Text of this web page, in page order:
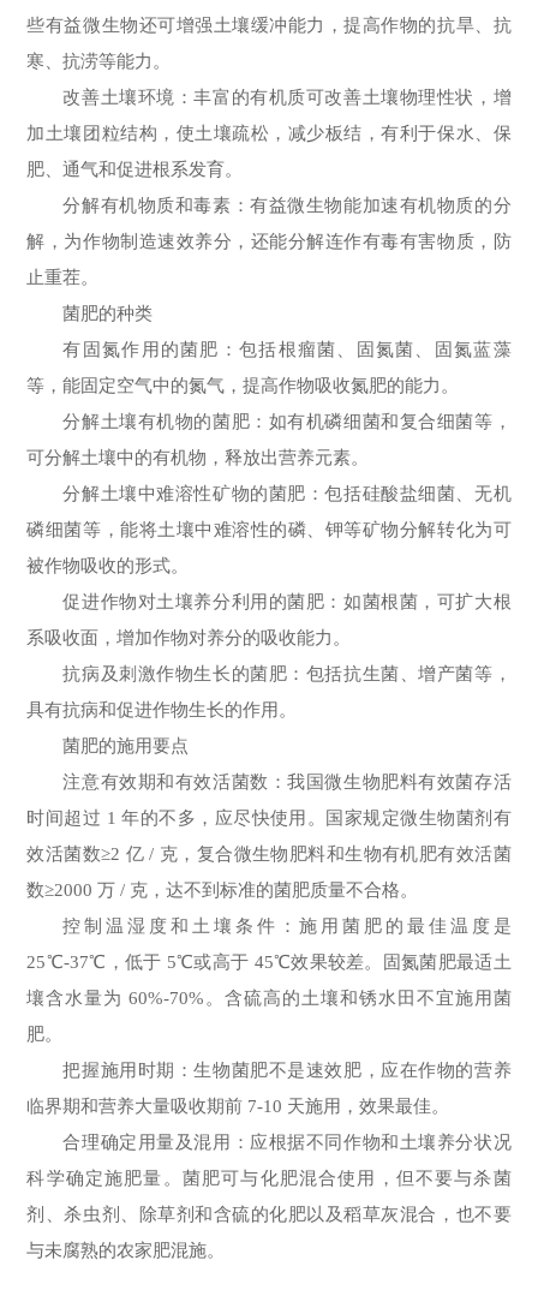
些有益微生物还可增强土壤缓冲能力，提高作物的抗旱、抗
寒、抗涝等能力。
改善土壤环境：丰富的有机质可改善土壤物理性状，增
加土壤团粒结构，使土壤疏松，减少板结，有利于保水、保
肥、通气和促进根系发育。
分解有机物质和毒素：有益微生物能加速有机物质的分
解，为作物制造速效养分，还能分解连作有毒有害物质，防
止重茬。
菌肥的种类
有固氮作用的菌肥：包括根瘤菌、固氮菌、固氮蓝藻
等，能固定空气中的氮气，提高作物吸收氮肥的能力。
分解土壤有机物的菌肥：如有机磷细菌和复合细菌等，
可分解土壤中的有机物，释放出营养元素。
分解土壤中难溶性矿物的菌肥：包括硅酸盐细菌、无机
磷细菌等，能将土壤中难溶性的磷、钾等矿物分解转化为可
被作物吸收的形式。
促进作物对土壤养分利用的菌肥：如菌根菌，可扩大根
系吸收面，增加作物对养分的吸收能力。
抗病及刺激作物生长的菌肥：包括抗生菌、增产菌等，
具有抗病和促进作物生长的作用。
菌肥的施用要点
注意有效期和有效活菌数：我国微生物肥料有效菌存活
时间超过 1 年的不多，应尽快使用。国家规定微生物菌剂有
效活菌数≥2 亿 / 克，复合微生物肥料和生物有机肥有效活菌
数≥2000 万 / 克，达不到标准的菌肥质量不合格。
控制温湿度和土壤条件：施用菌肥的最佳温度是
25℃-37℃，低于 5℃或高于 45℃效果较差。固氮菌肥最适土
壤含水量为 60%-70%。含硫高的土壤和锈水田不宜施用菌
肥。
把握施用时期：生物菌肥不是速效肥，应在作物的营养
临界期和营养大量吸收期前 7-10 天施用，效果最佳。
合理确定用量及混用：应根据不同作物和土壤养分状况
科学确定施肥量。菌肥可与化肥混合使用，但不要与杀菌
剂、杀虫剂、除草剂和含硫的化肥以及稻草灰混合，也不要
与未腐熟的农家肥混施。